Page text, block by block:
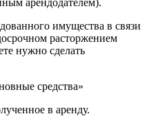
арендодателем).
имущества в связи
расторжением
нужно сделать
средства»
в аренду.